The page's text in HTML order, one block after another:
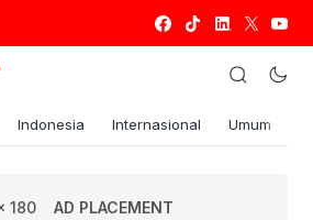
Indonesia Internasional Umum
180 AD PLACEMENT